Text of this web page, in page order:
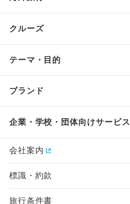
クルーズ
テーマ・目的
ブランド
企業・学校・団体向けサービス
会社案内
標識・約款
旅行条件書